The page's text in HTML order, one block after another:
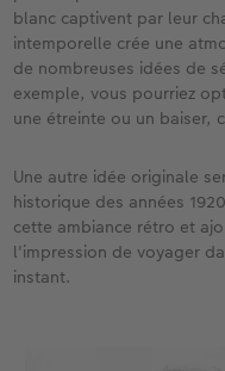
blanc captivent par leur
intemporelle crée une
de nombreuses idées de
exemple, vous pourriez
une étreinte ou un baiser,
Une autre idée originale
historique des années
cette ambiance rétro et
l'impression de voyager
instant.